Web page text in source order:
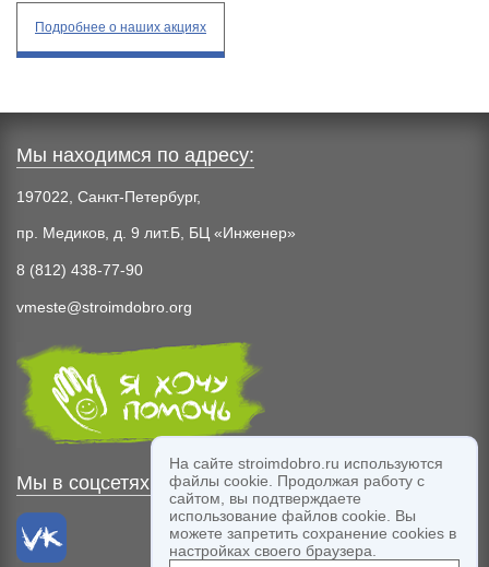
Подробнее о наших акциях
Мы находимся по адресу:
197022, Санкт-Петербург,
пр. Медиков, д. 9 лит.Б, БЦ «Инженер»
8 (812) 438-77-90
vmeste@stroimdobro.org
Мы в соцсетях:
На сайте stroimdobro.ru используются
файлы cookie. Продолжая работу с
сайтом, вы подтверждаете
использование файлов cookie. Вы
можете запретить сохранение cookies в
настройках своего браузера.